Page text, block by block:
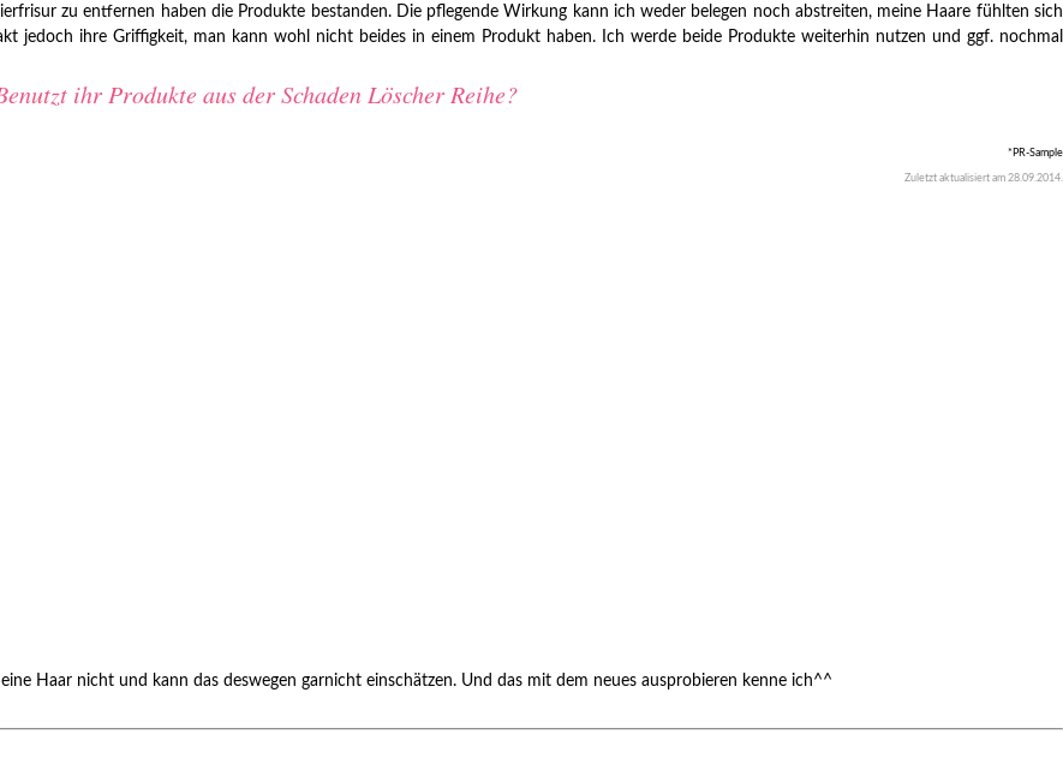
zu entfernen haben die Produkte bestanden. Die pflegende Wirkung kann ich weder belegen noch abstreiten, meine Haare fühlten sich
jedoch ihre Griffigkeit, man kann wohl nicht beides in einem Produkt haben. Ich werde beide Produkte weiterhin nutzen und ggf. nochmal
ihr Produkte aus der Schaden Löscher Reihe?
*PR-Sample
Zuletzt aktualisiert am 28.09.2014.
Haar nicht und kann das deswegen garnicht einschätzen. Und das mit dem neues ausprobieren kenne ich^^